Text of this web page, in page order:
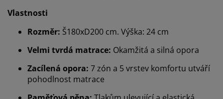
Vlastnosti
Rozměr: Š180xD200 cm. Výška: 24 cm
Velmi tvrdá matrace: Okamžitá a silná opora
Zacílená opora: 7 zón a 5 vrstev komfortu utváří
pohodlnost matrace